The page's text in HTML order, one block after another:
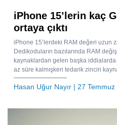
iPhone 15’lerin kaç
ortaya çıktı
iPhone 15’lerdeki RAM değeri uzun
Dedikoduların bazılarında RAM
kaynaklardan gelen başka iddialarda
az süre kalmışken tedarik zinciri
Hasan Uğur Nayır | 27 Temmuz